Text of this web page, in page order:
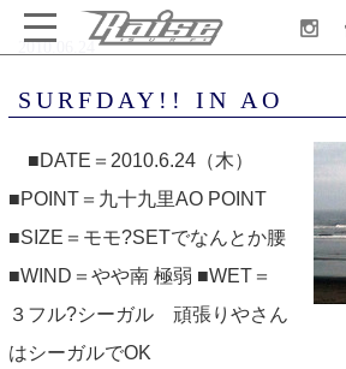
SURF BOARD
WET SUITS
SURF GEAR
2010.06.24
SURFDAY!! IN AO
■DATE＝2010.6.24（木）
■POINT＝九十九里AO POINT
■SIZE＝モモ?SETでなんとか腰
■WIND＝やや南 極弱 ■WET＝
３フル?シーガル 頑張りやさん
はシーガルでOK